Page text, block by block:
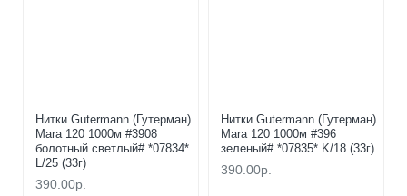
Нитки Gutermann (Гутерман)
Mara 120 1000м #3908
болотный светлый# *07834*
L/25 (33г)
390.00р.
Нитки Gutermann (Гутерман)
Mara 120 1000м #396
зеленый# *07835* K/18 (33г)
390.00р.